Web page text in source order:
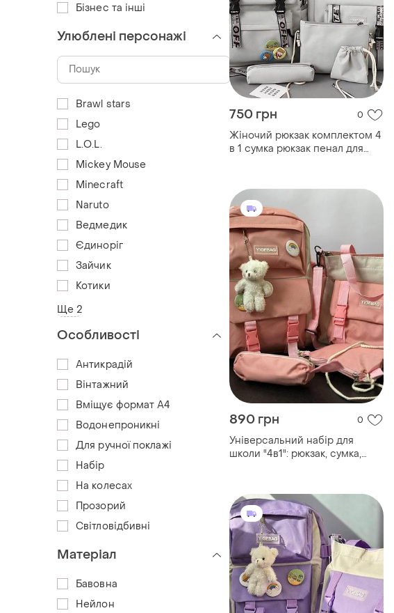
750 грн 0
Жіночий рюкзак комплектом 4
в 1 сумка рюкзак пенал для
890 грн 0
Універсальний набір для
школи "4в1": рюкзак, сумка,
Бізнес та інші
Улюблені персонажі
Brawl stars
Lego
L.O.L.
Mickey Mouse
Minecraft
Naruto
Ведмедик
Єдиноріг
Зайчик
Котики
Ще 2
Особливості
Антикрадій
Вінтажний
Вміщує формат А4
Водонепроникні
Для ручної поклажі
Набір
На колесах
Прозорий
Світловідбивні
Матеріал
Бавовна
Нейлон